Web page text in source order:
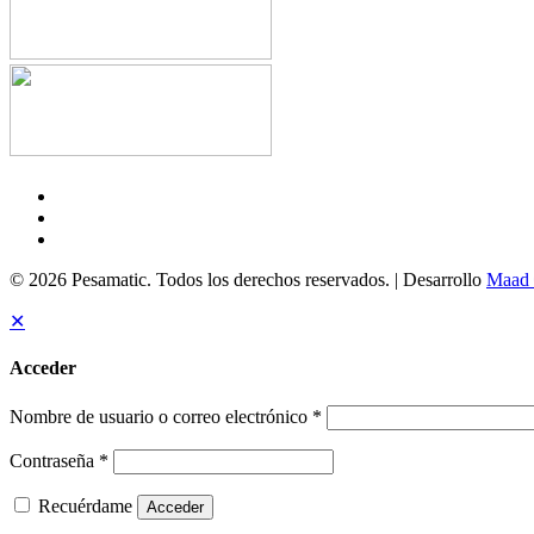
© 2026 Pesamatic. Todos los derechos reservados. | Desarrollo Maad
✕
Acceder
Nombre de usuario o correo electrónico *
Contraseña *
Recuérdame Acceder